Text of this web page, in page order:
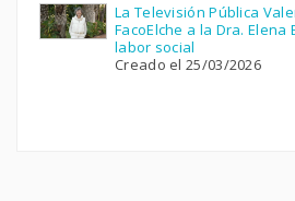
La Televisión Pública
FacoElche a la Dra.
labor social
Creado el 25/03/2026